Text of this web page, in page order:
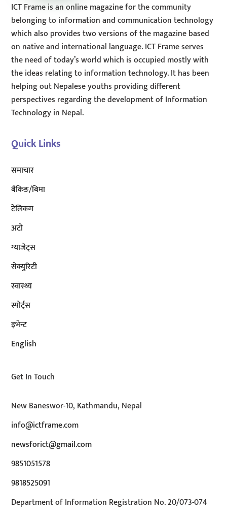
ICT Frame is an online magazine for the community
belonging to information and communication technology
which also provides two versions of the magazine based
on native and international language. ICT Frame serves
the need of today’s world which is occupied mostly with
the ideas relating to information technology. It has been
helping out Nepalese youths providing different
perspectives regarding the development of Information
Technology in Nepal.
Quick Links
समाचार
बैंकिङ/बिमा
टेलिकम
अटाे
ग्याजेट्स
सेक्युरिटी
स्वास्थ्य
स्पोर्ट्स
इभेन्ट
English
Get In Touch
New Baneswor-10, Kathmandu, Nepal
info@ictframe.com
newsforict@gmail.com
9851051578
9818525091
Department of Information Registration No. 20/073-074